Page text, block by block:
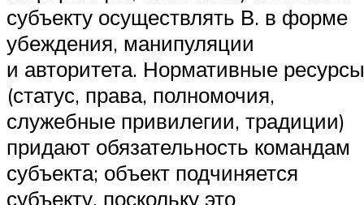
субъекту осуществлять В. в форме
убеждения, манипуляции
и авторитета. Нормативные ресурсы
(статус, права, полномочия,
служебные привилегии, традиции)
придают обязательность командам
субъекта; объект подчиняется
субъекту, поскольку это